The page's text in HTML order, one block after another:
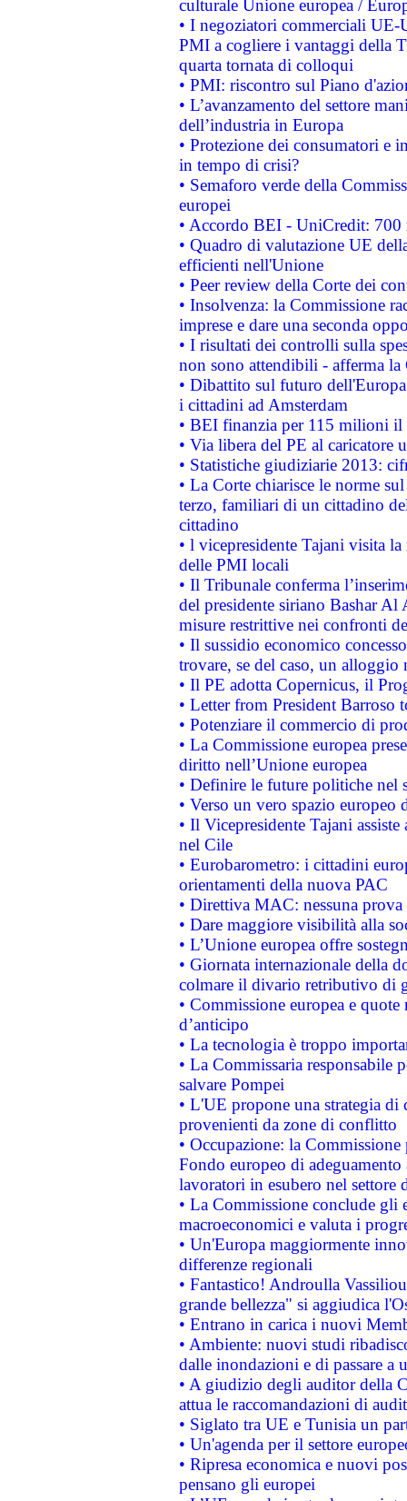
culturale Unione europea /
• I negoziatori commerciali UE-
PMI a cogliere i vantaggi della
quarta tornata di colloqui
• PMI: riscontro sul Piano
• L’avanzamento del settore
dell’industria in Europa
• Protezione dei consumatori e
in tempo di crisi?
• Semaforo verde della
europei
• Accordo BEI - UniCredit:
• Quadro di valutazione UE
efficienti nell'Unione
• Peer review della Corte dei
• Insolvenza: la Commissione
imprese e dare una seconda
• I risultati dei controlli sulla
non sono attendibili - afferma la
• Dibattito sul futuro
i cittadini ad Amsterdam
• BEI finanzia per 115 milioni
• Via libera del PE al caricatore
• Statistiche giudiziarie 2013:
• La Corte chiarisce le norme
terzo, familiari di un cittadino
cittadino
• l vicepresidente Tajani visita
delle PMI locali
• Il Tribunale conferma
del presidente siriano Bashar Al
misure restrittive nei confronti
• Il sussidio economico
trovare, se del caso, un
• Il PE adotta Copernicus, il
• Letter from President Barroso
• Potenziare il commercio di
• La Commissione europea
diritto nell’Unione europea
• Definire le future politiche nel
• Verso un vero spazio
• Il Vicepresidente Tajani
nel Cile
• Eurobarometro: i cittadini
orientamenti della nuova PAC
• Direttiva MAC: nessuna
• Dare maggiore visibilità alla
• L’Unione europea offre
• Giornata internazionale della
colmare il divario retributivo di
• Commissione europea e
d’anticipo
• La tecnologia è troppo
• La Commissaria responsabile
salvare Pompei
• L'UE propone una strategia
provenienti da zone di conflitto
• Occupazione: la
Fondo europeo di
lavoratori in esubero nel
• La Commissione conclude
macroeconomici e valuta i
• Un'Europa maggiormente
differenze regionali
• Fantastico! Androulla
grande bellezza" si aggiudica
• Entrano in carica i nuovi
• Ambiente: nuovi studi
dalle inondazioni e di passare a
• A giudizio degli auditor della
attua le raccomandazioni di
• Siglato tra UE e Tunisia un
• Un'agenda per il settore
• Ripresa economica e nuovi
pensano gli europei